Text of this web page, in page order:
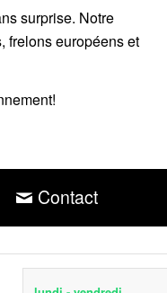
surprise. Notre
frelons européens et
Contact